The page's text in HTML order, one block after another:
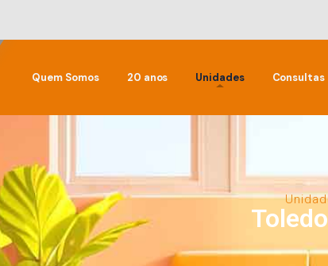
Quem Somos 20 anos Unidades Consultas